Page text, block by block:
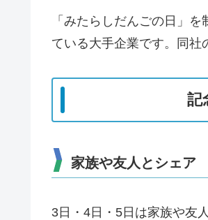
「みたらしだんごの日」
ている大手企業です。同社
記
家族や友人とシェア
3日・4日・5日は家族や友